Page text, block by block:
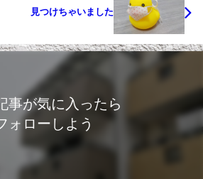
見つけちゃいました
事が気に入ったら
ォローしよう